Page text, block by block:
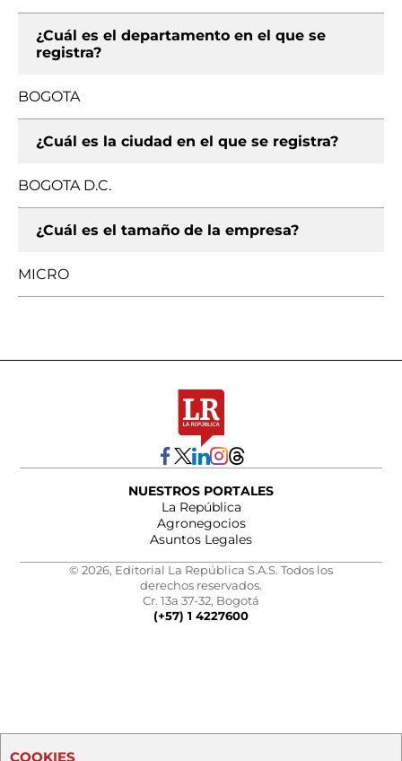
¿Cuál es el departamento en el que se
registra?
BOGOTA
¿Cuál es la ciudad en el que se registra?
BOGOTA D.C.
¿Cuál es el tamaño de la empresa?
MICRO
NUESTROS PORTALES
La República
Agronegocios
Asuntos Legales
© 2026, Editorial La República S.A.S. Todos los
derechos reservados.
Cr. 13a 37-32, Bogotá
(+57) 1 4227600
COOKIES